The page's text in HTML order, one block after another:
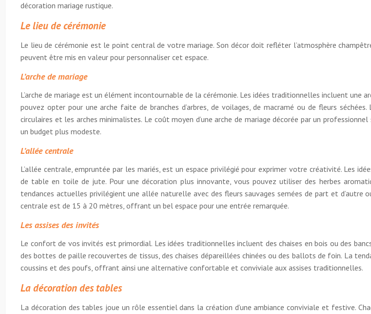
décoration mariage rustique.
Le lieu de cérémonie
Le lieu de cérémonie est le point central de votre mariage. Son décor doit refléter l’atmosphère
peuvent être mis en valeur pour personnaliser cet espace.
L’arche de mariage
L’arche de mariage est un élément incontournable de la cérémonie. Les idées traditionnelles incluent une
pouvez opter pour une arche faite de branches d’arbres, de voilages, de macramé ou de fleurs
circulaires et les arches minimalistes. Le coût moyen d’une arche de mariage décorée par un
un budget plus modeste.
L’allée centrale
L’allée centrale, empruntée par les mariés, est un espace privilégié pour exprimer votre créativité. Les
de table en toile de jute. Pour une décoration plus innovante, vous pouvez utiliser des herbes
tendances actuelles privilégient une allée naturelle avec des fleurs sauvages semées de part et d’autre
centrale est de 15 à 20 mètres, offrant un bel espace pour une entrée remarquée.
Les assises des invités
Le confort de vos invités est primordial. Les idées traditionnelles incluent des chaises en bois ou des
des bottes de paille recouvertes de tissus, des chaises dépareillées chinées ou des ballots de foin. La
coussins et des poufs, offrant ainsi une alternative confortable et conviviale aux assises traditionnelles.
La décoration des tables
La décoration des tables joue un rôle essentiel dans la création d’une ambiance conviviale et festive.